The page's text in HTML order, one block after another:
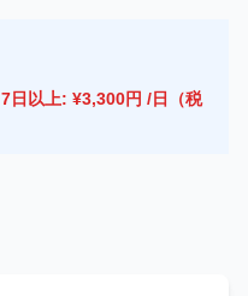
7日以上: ¥3,300円 /日（税